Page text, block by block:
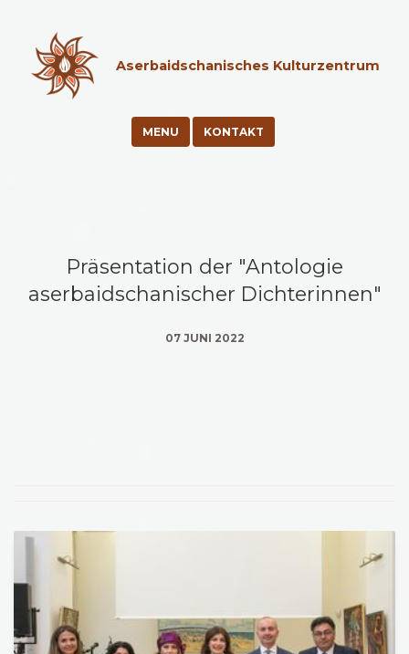
Aserbaidschanisches Kulturzentrum
MENU KONTAKT
Präsentation der "Antologie
aserbaidschanischer Dichterinnen"
07 JUNI 2022